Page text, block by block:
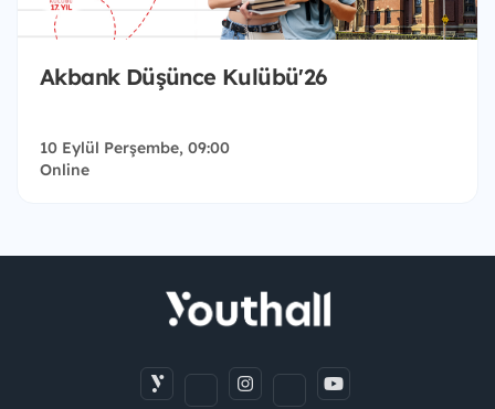
Akbank Düşünce Kulübü'26
10 Eylül Perşembe, 09:00
Online